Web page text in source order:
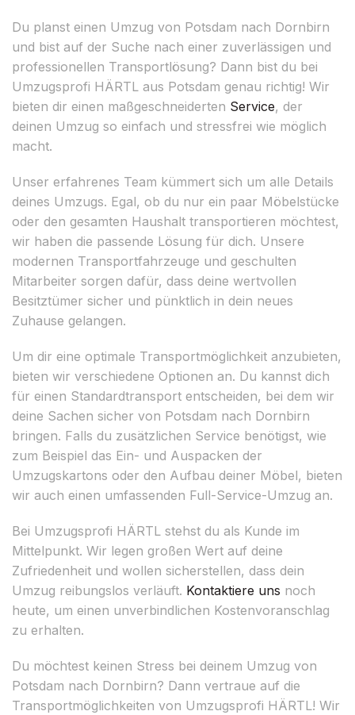
Du planst einen Umzug von Potsdam nach Dornbirn
und bist auf der Suche nach einer zuverlässigen und
professionellen Transportlösung? Dann bist du bei
Umzugsprofi HÄRTL aus Potsdam genau richtig! Wir
bieten dir einen maßgeschneiderten Service, der
deinen Umzug so einfach und stressfrei wie möglich
macht.
Unser erfahrenes Team kümmert sich um alle Details
deines Umzugs. Egal, ob du nur ein paar Möbelstücke
oder den gesamten Haushalt transportieren möchtest,
wir haben die passende Lösung für dich. Unsere
modernen Transportfahrzeuge und geschulten
Mitarbeiter sorgen dafür, dass deine wertvollen
Besitztümer sicher und pünktlich in dein neues
Zuhause gelangen.
Um dir eine optimale Transportmöglichkeit anzubieten,
bieten wir verschiedene Optionen an. Du kannst dich
für einen Standardtransport entscheiden, bei dem wir
deine Sachen sicher von Potsdam nach Dornbirn
bringen. Falls du zusätzlichen Service benötigst, wie
zum Beispiel das Ein- und Auspacken der
Umzugskartons oder den Aufbau deiner Möbel, bieten
wir auch einen umfassenden Full-Service-Umzug an.
Bei Umzugsprofi HÄRTL stehst du als Kunde im
Mittelpunkt. Wir legen großen Wert auf deine
Zufriedenheit und wollen sicherstellen, dass dein
Umzug reibungslos verläuft. Kontaktiere uns noch
heute, um einen unverbindlichen Kostenvoranschlag
zu erhalten.
Du möchtest keinen Stress bei deinem Umzug von
Potsdam nach Dornbirn? Dann vertraue auf die
Transportmöglichkeiten von Umzugsprofi HÄRTL! Wir